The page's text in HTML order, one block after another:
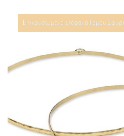
Επιχρυσωμένα Στέφανα Γάμου